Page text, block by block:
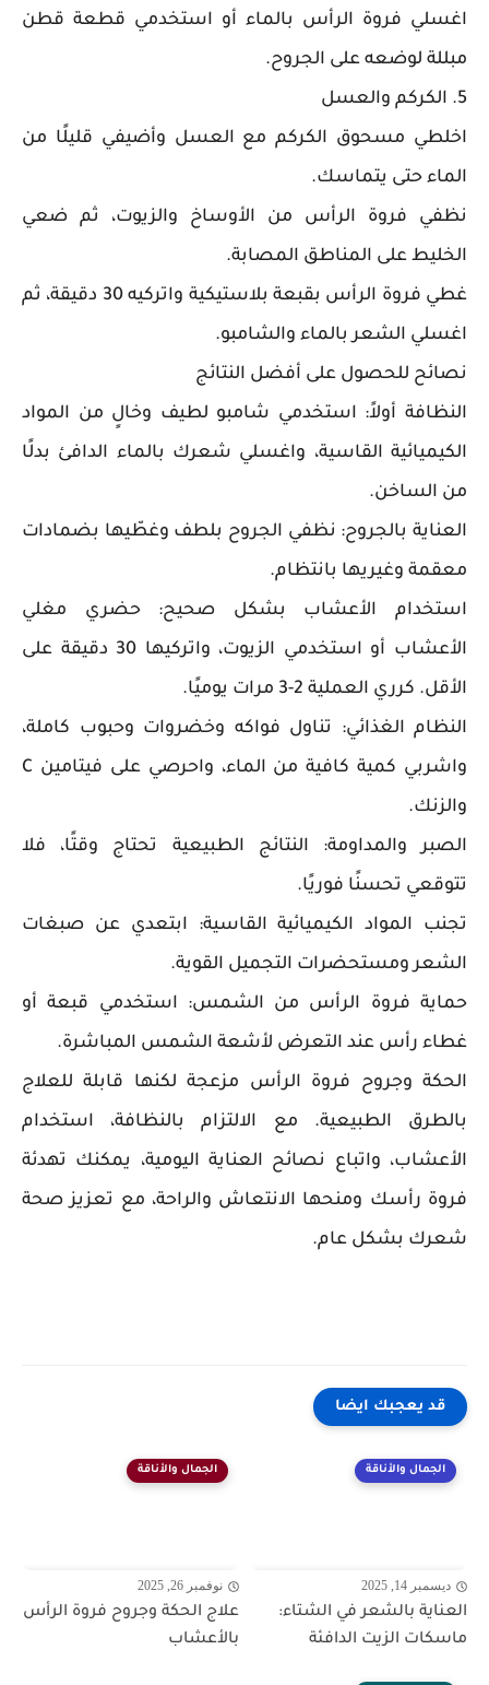
اغسلي فروة الرأس بالماء أو استخدمي قطعة قطن
مبللة لوضعه على الجروح.
5. الكركم والعسل
اخلطي مسحوق الكركم مع العسل وأضيفي قليلًا من
الماء حتى يتماسك.
نظفي فروة الرأس من الأوساخ والزيوت، ثم ضعي
الخليط على المناطق المصابة.
غطي فروة الرأس بقبعة بلاستيكية واتركيه 30 دقيقة، ثم
اغسلي الشعر بالماء والشامبو.
نصائح للحصول على أفضل النتائج
النظافة أولاً: استخدمي شامبو لطيف وخالٍ من المواد
الكيميائية القاسية، واغسلي شعرك بالماء الدافئ بدلًا
من الساخن.
العناية بالجروح: نظفي الجروح بلطف وغطّيها بضمادات
معقمة وغيريها بانتظام.
استخدام الأعشاب بشكل صحيح: حضري مغلي
الأعشاب أو استخدمي الزيوت، واتركيها 30 دقيقة على
الأقل. كرري العملية 2-3 مرات يوميًا.
النظام الغذائي: تناول فواكه وخضروات وحبوب كاملة،
واشربي كمية كافية من الماء، واحرصي على فيتامين C
والزنك.
الصبر والمداومة: النتائج الطبيعية تحتاج وقتًا، فلا
تتوقعي تحسنًا فوريًا.
تجنب المواد الكيميائية القاسية: ابتعدي عن صبغات
الشعر ومستحضرات التجميل القوية.
حماية فروة الرأس من الشمس: استخدمي قبعة أو
غطاء رأس عند التعرض لأشعة الشمس المباشرة.
الحكة وجروح فروة الرأس مزعجة لكنها قابلة للعلاج
بالطرق الطبيعية. مع الالتزام بالنظافة، استخدام
الأعشاب، واتباع نصائح العناية اليومية، يمكنك تهدئة
فروة رأسك ومنحها الانتعاش والراحة، مع تعزيز صحة
شعرك بشكل عام.
قد يعجبك ايضا
الجمال والأناقة
ديسمبر 14, 2025
العناية بالشعر في الشتاء:
ماسكات الزيت الدافئة
الجمال والأناقة
نوفمبر 26, 2025
علاج الحكة وجروح فروة الرأس
بالأعشاب